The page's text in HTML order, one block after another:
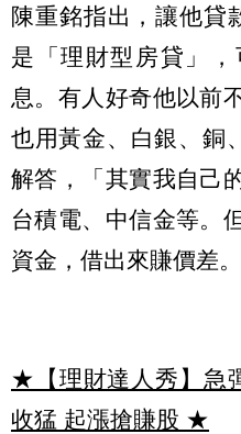
陳重銘指出，讓他貸
是「理財型房貸」
息。有人好奇他以前
也用黃金、白銀、銅
解答，「其實我自己
台積電、中信金等。
資金，借出來賺價差。
★【理財達人秀】急
收猛 起漲搶賺股 ★